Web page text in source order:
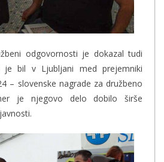
odgovornosti je dokazal tudi
je bil v Ljubljani med prejemniki
– slovenske nagrade za družbeno
je njegovo delo dobilo širše